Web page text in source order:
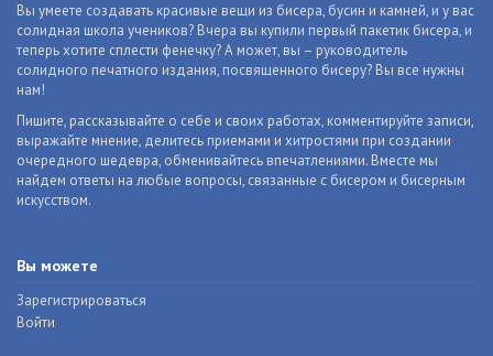
Вы умеете создавать красивые вещи из бисера, бусин и камней, и у вас
солидная школа учеников? Вчера вы купили первый пакетик бисера, и
теперь хотите сплести фенечку? А может, вы – руководитель
солидного печатного издания, посвященного бисеру? Вы все нужны
нам!
Пишите, рассказывайте о себе и своих работах, комментируйте записи,
выражайте мнение, делитесь приемами и хитростями при создании
очередного шедевра, обменивайтесь впечатлениями. Вместе мы
найдем ответы на любые вопросы, связанные с бисером и бисерным
искусством.
Вы можете
Зарегистрироваться
Войти